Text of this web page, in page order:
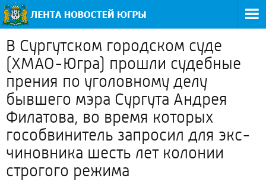
В Сургутском городском суде
(ХМАО-Югра) прошли судебные
прения по уголовному делу
бывшего мэра Сургута Андрея
Филатова, во время которых
гособвинитель запросил для экс-
чиновника шесть лет колонии
строгого режима